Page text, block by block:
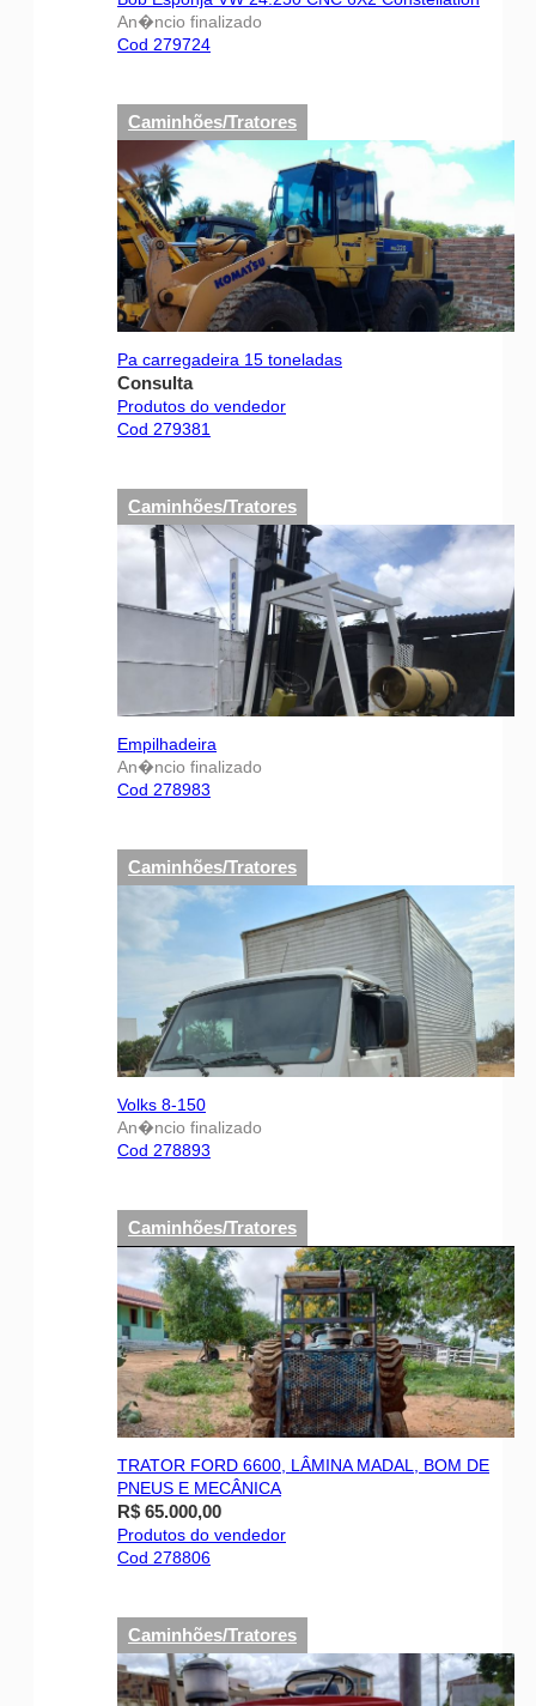
An�ncio finalizado
Cod 279724
Caminhões/Tratores
Pa carregadeira 15 toneladas
Consulta
Produtos do vendedor
Cod 279381
Caminhões/Tratores
Empilhadeira
An�ncio finalizado
Cod 278983
Caminhões/Tratores
Volks 8-150
An�ncio finalizado
Cod 278893
Caminhões/Tratores
TRATOR FORD 6600, LÂMINA MADAL, BOM DE
PNEUS E MECÂNICA
R$ 65.000,00
Produtos do vendedor
Cod 278806
Caminhões/Tratores